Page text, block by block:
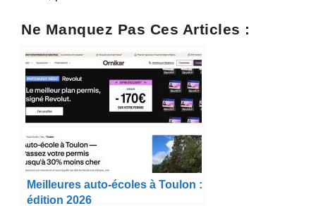
Ne Manquez Pas Ces Articles :
Meilleures auto-écoles à Toulon :
édition 2026